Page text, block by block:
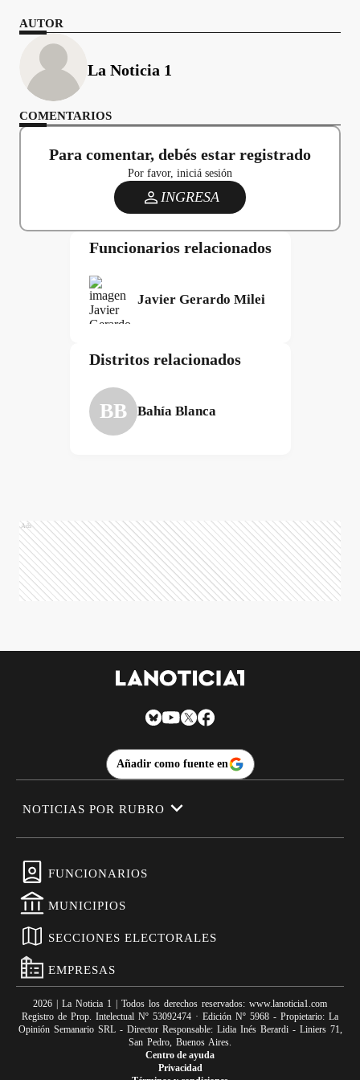
AUTOR
La Noticia 1
COMENTARIOS
Para comentar, debés estar registrado
Por favor, iniciá sesión
INGRESA
Funcionarios relacionados
Javier Gerardo Milei
Distritos relacionados
BB Bahía Blanca
Ads
Añadir como fuente en
FUNCIONARIOS
MUNICIPIOS
SECCIONES ELECTORALES
EMPRESAS
NOTICIAS POR RUBRO
2026 La Noticia 1 | Todos los derechos reservados: www.lanoticia1.com
Registro de Prop. Intelectual Nº 53092474 · Edición Nº 5968 - Propietario: La
Opinión Semanario SRL - Director Responsable: Lidia Inés Berardi - Liniers 71,
San Pedro, Buenos Aires.
Privacidad
Centro de ayuda